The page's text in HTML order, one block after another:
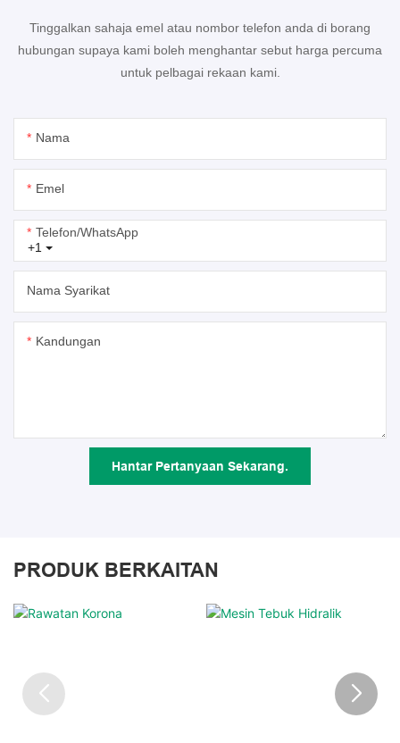
Tinggalkan sahaja emel atau nombor telefon anda di borang
hubungan supaya kami boleh menghantar sebut harga percuma
untuk pelbagai rekaan kami.
Nama
Emel
+1
Telefon/whatsApp
Nama Syarikat
Kandungan
Hantar Pertanyaan Sekarang.
PRODUK BERKAITAN